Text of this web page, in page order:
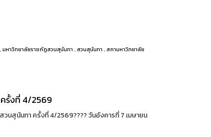
,มหาวิทยาลัยราชภัฏสวนสุนันทา ,สวนสุนันทา ,สภามหาวิทยาลัย
รั้งที่ 4/2569
นสุนันทา ครั้งที่ 4/2569????️ วันอังคารที่ 7 เมษายน